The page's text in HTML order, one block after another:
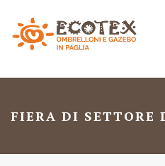
FIERA DI SETTORE